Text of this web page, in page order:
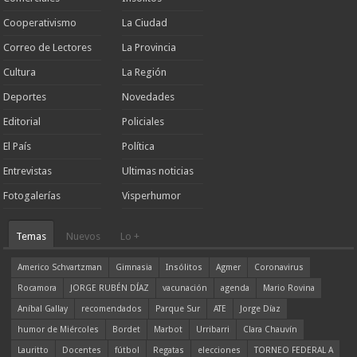
Cooperativismo
Correo de Lectores
Cultura
Deportes
Editorial
El País
Entrevistas
Fotogalerías
La Ciudad
La Provincia
La Región
Novedades
Policiales
Política
Ultimas noticias
Visperhumor
Temas Nuevos Lo +
Americo Schvartzman Gimnasia Insólitos Agmer
Coronavirus
Rocamora
JORGE RUBÉN DÍAZ vacunación agenda
Mario Rovina
Aníbal Gallay
recomendados Parque Sur ATE
Jorge Díaz
humor de Miércoles
Bordet Marbot Urribarri
Clara Chauvín
Lauritto
Docentes fútbol Regatas elecciones TORNEO FEDERAL A